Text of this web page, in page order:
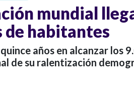
mundial
de habitantes
años en alcanzar los
de su ralentización